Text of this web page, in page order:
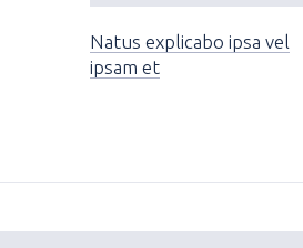
Natus explicabo ipsa vel
ipsam et